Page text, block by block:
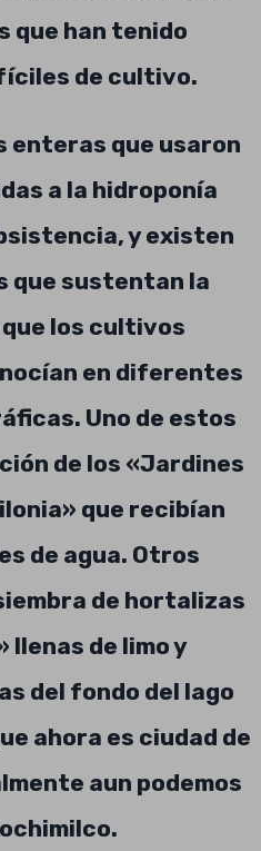
que han tenido
de cultivo.
enteras que usaron
a la hidroponía
y existen
que sustentan la
los cultivos
en diferentes
Uno de estos
de los «Jardines
que recibían
de agua. Otros
de hortalizas
llenas de limo y
del fondo del lago
ahora es ciudad de
aun podemos